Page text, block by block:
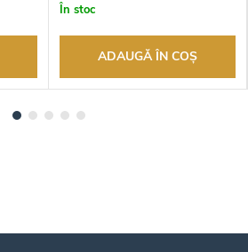
În stoc
ADAUGĂ ÎN COŞ